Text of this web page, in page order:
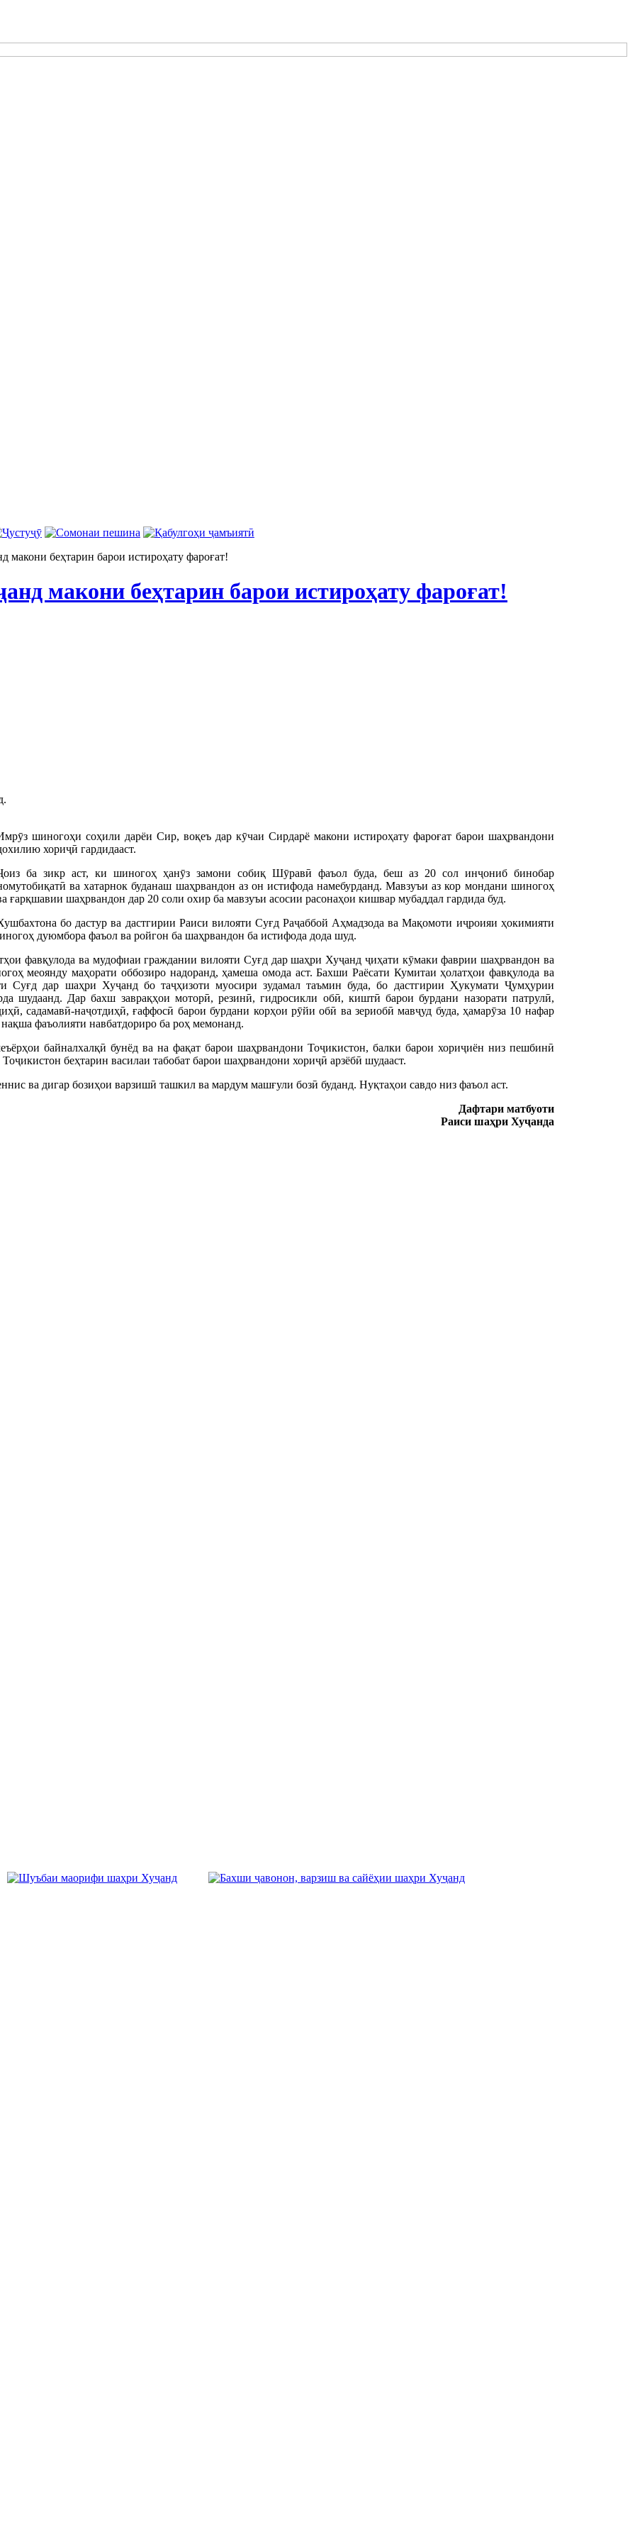
макони беҳтарин барои истироҳату фароғат!
макони беҳтарин барои истироҳату фароғат!
шиногоҳи соҳили дарёи Сир, воқеъ дар кӯчаи Сирдарё макони истироҳату фароғат барои шаҳрвандони
хориҷӣ гардидааст.
ба зикр аст, ки шиногоҳ ҳанӯз замони собиқ Шӯравӣ фаъол буда, беш аз 20 сол инҷониб бинобар
ва хатарнок буданаш шаҳрвандон аз он истифода намебурданд. Мавзуъи аз кор мондани шиногоҳ
ғарқшавии шаҳрвандон дар 20 соли охир ба мавзуъи асосии расонаҳои кишвар мубаддал гардида буд.
бо дастур ва дастгирии Раиси вилояти Суғд Раҷаббой Аҳмадзода ва Мақомоти иҷроияи ҳокимияти
дуюмбора фаъол ва ройгон ба шаҳрвандон ба истифода дода шуд.
фавқулода ва мудофиаи граждании вилояти Суғд дар шаҳри Хуҷанд ҷиҳати кӯмаки фаврии шаҳрвандон ва
меоянду маҳорати оббозиро надоранд, ҳамеша омода аст. Бахши Раёсати Кумитаи ҳолатҳои фавқулода ва
Суғд дар шаҳри Хуҷанд бо таҷҳизоти муосири зудамал таъмин буда, бо дастгирии Ҳукумати Ҷумҳурии
шудаанд. Дар бахш заврақҳои моторӣ, резинӣ, гидросикли обӣ, киштӣ барои бурдани назорати патрулӣ,
садамавӣ-наҷотдиҳӣ, ғаффосӣ барои бурдани корҳои рӯйи обӣ ва зериобӣ мавҷуд буда, ҳамарӯза 10 нафар
фаъолияти навбатдориро ба роҳ мемонанд.
байналхалқӣ бунёд ва на фақат барои шаҳрвандони Тоҷикистон, балки барои хориҷиён низ пешбинӣ
беҳтарин василаи табобат барои шаҳрвандони хориҷӣ арзёбӣ шудааст.
ва дигар бозиҳои варзишӣ ташкил ва мардум машғули бозӣ буданд. Нуқтаҳои савдо низ фаъол аст.
Дафтари матбуоти
Раиси шаҳри Хуҷандa